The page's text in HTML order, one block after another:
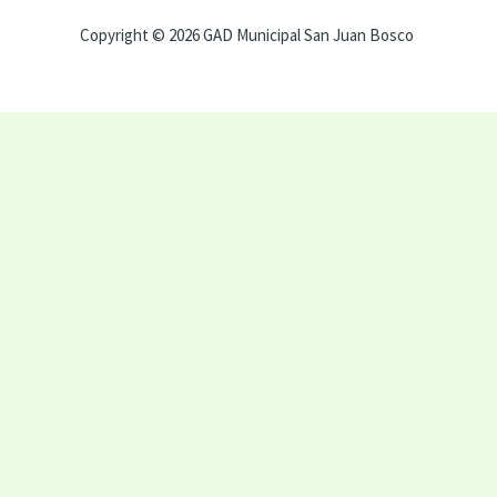
Copyright © 2026 GAD Municipal San Juan Bosco